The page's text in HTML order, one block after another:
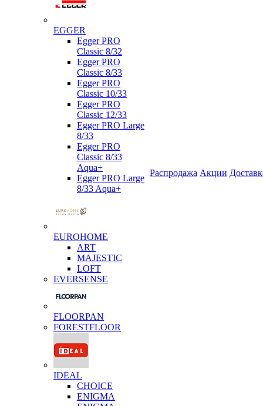
EGGER
Egger PRO
Classic 8/32
Egger PRO
Classic 8/33
Egger PRO
Classic 10/33
Egger PRO
Classic 12/33
Egger PRO Large
8/33
Egger PRO
Classic 8/33
Aqua+
Egger PRO Large
8/33 Aqua+
EUROHOME
ART
MAJESTIC
LOFT
EVERSENSE
FLOORPAN
FORESTFLOOR
IDEAL
CHOICE
ENIGMA
Распродажа Акции